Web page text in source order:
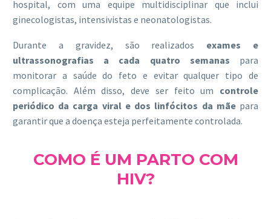
hospital, com uma equipe multidisciplinar que inclui
ginecologistas, intensivistas e neonatologistas.
Durante a gravidez, são realizados exames e
ultrassonografias a cada quatro semanas para
monitorar a saúde do feto e evitar qualquer tipo de
complicação. Além disso, deve ser feito um controle
periódico da carga viral e dos linfócitos da mãepara
garantir que a doença esteja perfeitamente controlada.
COMO É UM PARTO COM
HIV?